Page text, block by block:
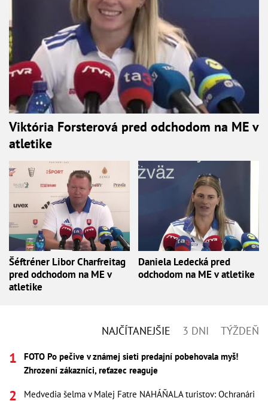
Viktória Forsterová pred odchodom na ME v
atletike
Šéftréner Libor Charfreitag
pred odchodom na ME v
atletike
Daniela Ledecká pred
odchodom na ME v atletike
NAJČÍTANEJŠIE 3 DNI TÝŽDEŇ
FOTO Po pečive v známej sieti predajní pobehovala myš!
Zhrození zákazníci, reťazec reaguje
Medvedia šelma v Malej Fatre NAHÁŇALA turistov: Ochranári